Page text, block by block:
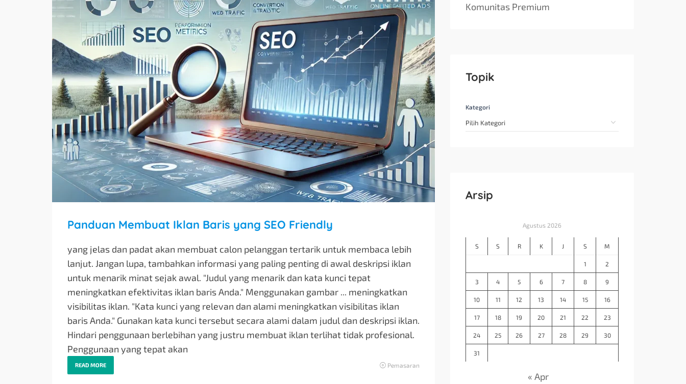
Panduan Membuat Iklan Baris yang SEO Friendly
yang jelas dan padat akan membuat calon pelanggan tertarik untuk membaca lebih
lanjut. Jangan lupa, tambahkan informasi yang paling penting di awal deskripsi iklan
untuk menarik minat sejak awal. "Judul yang menarik dan kata kunci tepat
meningkatkan efektivitas iklan baris Anda." Menggunakan gambar ... meningkatkan
visibilitas iklan. "Kata kunci yang relevan dan alami meningkatkan visibilitas iklan
baris Anda." Gunakan kata kunci tersebut secara alami dalam judul dan deskripsi iklan.
Hindari penggunaan berlebihan yang justru membuat iklan terlihat tidak profesional.
Penggunaan yang tepat akan
READ MORE Pemasaran
Komunitas Premium
Topik
Kategori
Arsip
Agustus 2026
S S R K J S M
1 2
3 4 5 6 7 8 9
10 11 12 13 14 15 16
17 18 19 20 21 22 23
24 25 26 27 28 29 30
31
« Apr